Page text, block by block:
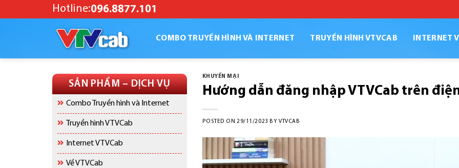
to
Hotline:096.8877.101
COMBO TRUYỀN HÌNH VÀ INTERNET TRUYỀN HÌNH VTVCAB INTERNET
SẢN PHẨM – DỊCH VỤ
Combo Truyền hình và Internet
Truyền hình VTVCab
Internet VTVCab
Về VTVCab
KHUYẾN MẠI
Hướng dẫn đăng nhập VTVCab trên
POSTED ON29/11/2023 BY VTVCAB